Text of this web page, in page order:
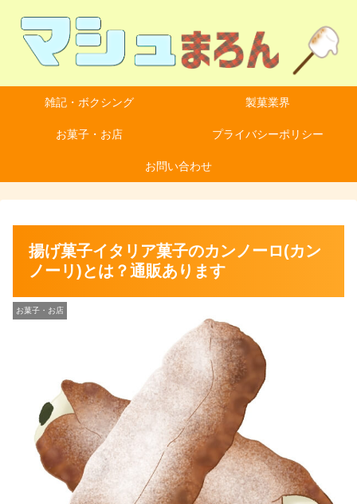
雑記・ボクシング 製菓業界
お菓子・お店 プライバシーポリシー
お問い合わせ
揚げ菓子イタリア菓子のカンノーロ(カン
ノーリ)とは？通販あります
お菓子・お店